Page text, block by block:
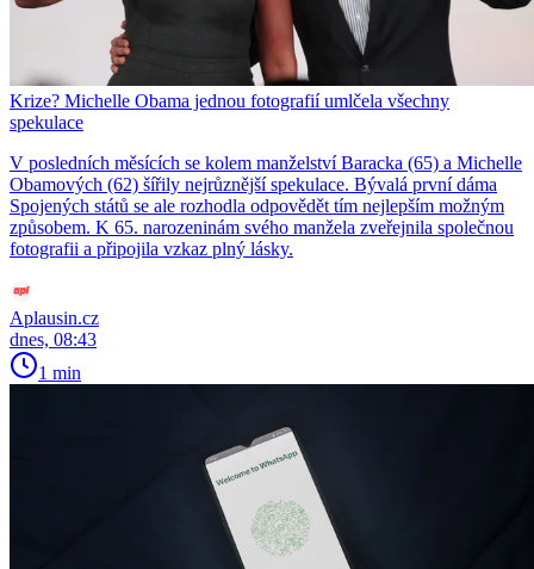
Krize? Michelle Obama jednou fotografií umlčela všechny
spekulace
V posledních měsících se kolem manželství Baracka (65) a Michelle
Obamových (62) šířily nejrůznější spekulace. Bývalá první dáma
Spojených států se ale rozhodla odpovědět tím nejlepším možným
způsobem. K 65. narozeninám svého manžela zveřejnila společnou
fotografii a připojila vzkaz plný lásky.
Aplausin.cz
dnes, 08:43
1 min